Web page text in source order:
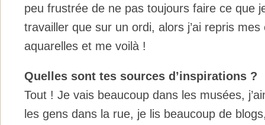
peu frustrée de ne pas toujours faire ce que
travailler que sur un ordi, alors j’ai repris
aquarelles et me voilà !
Quelles sont tes sources d’inspirations ?
Tout ! Je vais beaucoup dans les musées,
les gens dans la rue, je lis beaucoup de